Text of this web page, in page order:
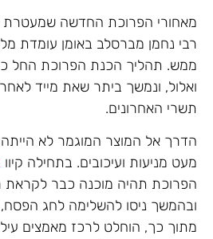
מאחורי הפרוכת החדשה
רבי נחמן מברסלב באומן עומדת
ממש. תהליך הכנת הפרוכת החל
ואלול, ונמשך ביתר שאת מייד
תשרי האחרונים.
הדרך אל המוצר המוגמר לא
מעט מניעות ועיכובים. בתחילה קיוו
הפרוכת תהיה מוכנה כבר לקראת
ובהמשך ניסו להשלימה לחג
מתוך כך, הוחלט לרכז מאמצים